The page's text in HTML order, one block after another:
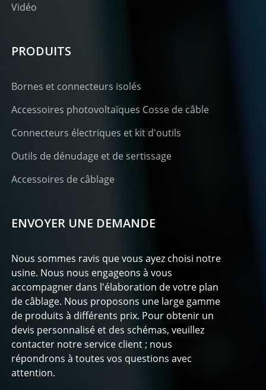
Vidéo
PRODUITS
Bornes et connecteurs isolés
Accessoires photovoltaïques Cosse de câble
Connecteurs électriques et kit d'outils
Outils de dénudage et de sertissage
Accessoires de câblage
ENVOYER UNE DEMANDE
Nous sommes ravis que vous ayez choisi notre
usine. Nous nous engageons à vous
accompagner dans l'élaboration de votre plan
de câblage. Nous proposons une large gamme
de produits à différents prix. Pour obtenir un
devis personnalisé et des schémas, veuillez
contacter notre service client ; nous
répondrons à toutes vos questions avec
attention.